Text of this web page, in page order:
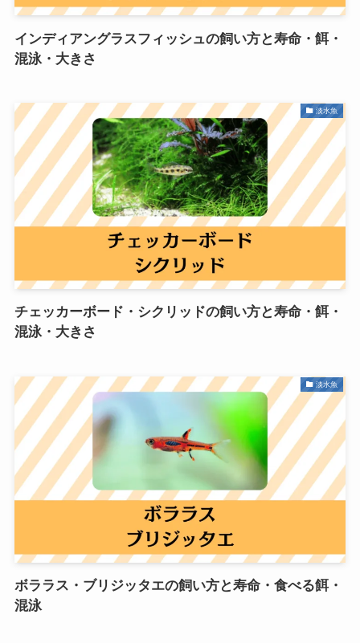
インディアングラスフィッシュの飼い方と寿命・餌・
混泳・大きさ
淡水魚
チェッカーボード・シクリッドの飼い方と寿命・餌・
混泳・大きさ
淡水魚
ボララス・ブリジッタエの飼い方と寿命・食べる餌・
混泳